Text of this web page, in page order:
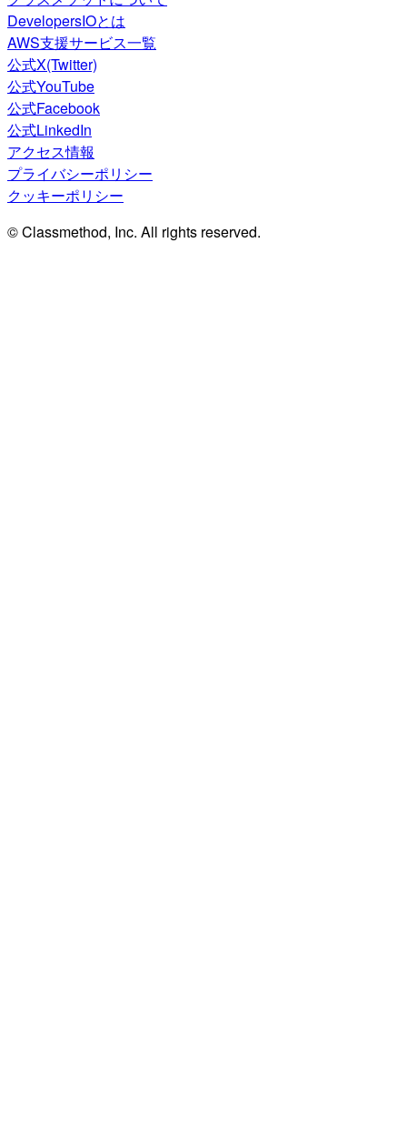
DevelopersIOとは
AWS支援サービス一覧
公式X(Twitter)
公式YouTube
公式Facebook
公式LinkedIn
アクセス情報
プライバシーポリシー
クッキーポリシー
© Classmethod, Inc. All rights reserved.